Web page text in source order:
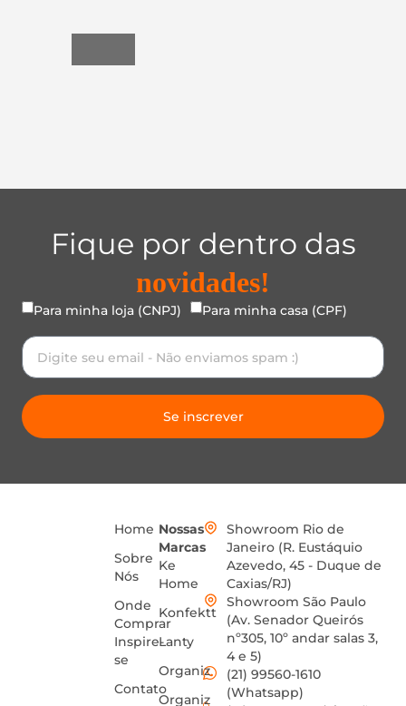
Fique por dentro das
novidades!
Para minha loja (CNPJ) Para minha casa (CPF)
Se inscrever
Home
Sobre
Nós
Onde
Comprar
Inspire-
se
Contato
Nossas
Marcas
Ke
Home
Konfektt
Lanty
Organiz
Organiz
Showroom Rio de
Janeiro (R. Eustáquio
Azevedo, 45 - Duque de
Caxias/RJ)
Showroom São Paulo
(Av. Senador Queirós
nº305, 10º andar salas 3,
4 e 5)
(21) 99560-1610
(Whatsapp)